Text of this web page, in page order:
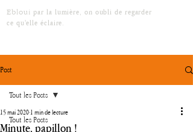
Ebloui par la lumière, on oubli de regarder
ce qu'elle éclaire.
Post
Tout les Posts
Tout les Posts
Minute, papillon !
15 mai 2020 1 min de lecture